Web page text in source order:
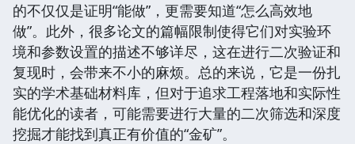
的不仅仅是证明“能做”，更需要知道“怎么高效地
做”。此外，很多论文的篇幅限制使得它们对实验环
境和参数设置的描述不够详尽，这在进行二次验证和
复现时，会带来不小的麻烦。总的来说，它是一份扎
实的学术基础材料库，但对于追求工程落地和实际性
能优化的读者，可能需要进行大量的二次筛选和深度
挖掘才能找到真正有价值的“金矿”。